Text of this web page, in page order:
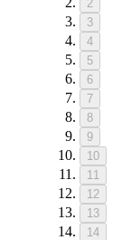
2
3
4
5
6
7
8
9
10
11
12
13
14